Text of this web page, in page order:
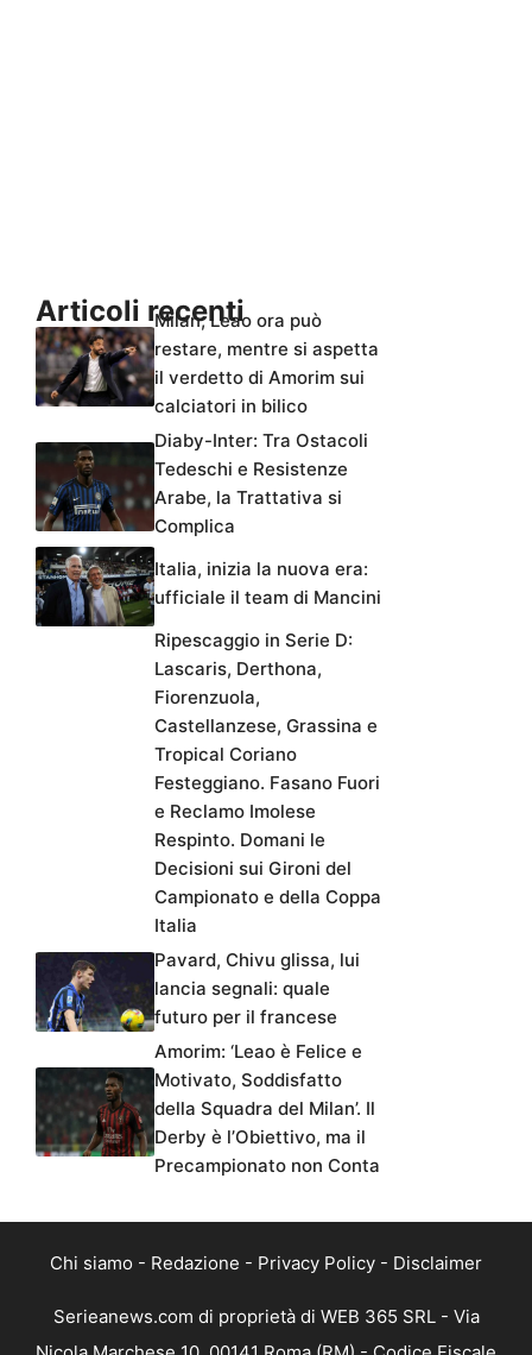
Articoli recenti
Milan, Leao ora può
restare, mentre si aspetta
il verdetto di Amorim sui
calciatori in bilico
Diaby-Inter: Tra Ostacoli
Tedeschi e Resistenze
Arabe, la Trattativa si
Complica
Italia, inizia la nuova era:
ufficiale il team di Mancini
Ripescaggio in Serie D:
Lascaris, Derthona,
Fiorenzuola,
Castellanzese, Grassina e
Tropical Coriano
Festeggiano. Fasano Fuori
e Reclamo Imolese
Respinto. Domani le
Decisioni sui Gironi del
Campionato e della Coppa
Italia
Pavard, Chivu glissa, lui
lancia segnali: quale
futuro per il francese
Amorim: ‘Leao è Felice e
Motivato, Soddisfatto
della Squadra del Milan’. Il
Derby è l’Obiettivo, ma il
Precampionato non Conta
Chi siamo - Redazione - Privacy Policy - Disclaimer
Serieanews.com di proprietà di WEB 365 SRL - Via